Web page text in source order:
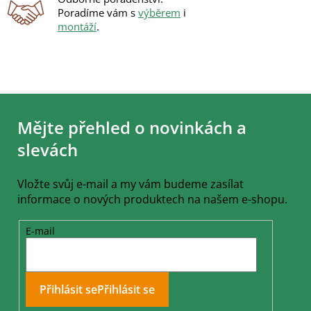
Poradíme vám s výběrem i
montáží.
Z
Mějte přehled o novinkách a
slevách
Vložte svůj e-mail a my vám budeme zasílat
informace o nových produktech na našem e-shopu.
E-mail
Přihlásit se